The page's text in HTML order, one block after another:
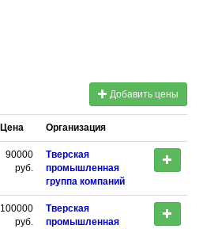
Добавить цены
Цена Организация
90000
руб.
Тверская
промышленная
группа компаний
100000
руб.
Тверская
промышленная